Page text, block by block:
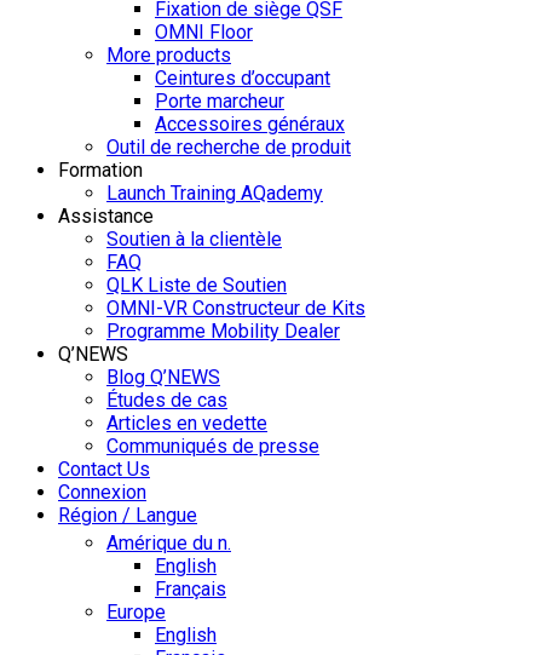
Fixation de siège QSF
OMNI Floor
More products
Ceintures d’occupant
Porte marcheur
Accessoires généraux
Outil de recherche de produit
Formation
Launch Training AQademy
Assistance
Soutien à la clientèle
FAQ
QLK Liste de Soutien
OMNI-VR Constructeur de Kits
Programme Mobility Dealer
Q’NEWS
Blog Q’NEWS
Études de cas
Articles en vedette
Communiqués de presse
Contact Us
Connexion
Région / Langue
Amérique du n.
English
Français
Europe
English